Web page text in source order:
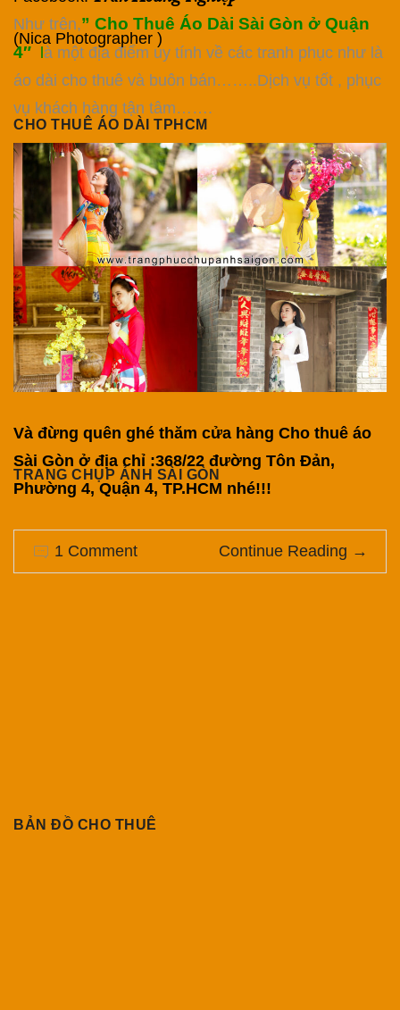
Như trên,” Cho Thuê Áo Dài Sài Gòn ở Quận
4″ là một địa điểm uy tính về các tranh phục như là
áo dài cho thuê và buôn bán……..Dịch vụ tốt , phục
vụ khách hàng tận tâm…….
Và đừng quên ghé thăm cửa hàng Cho thuê áo
Sài Gòn ở địa chỉ :368/22 đường Tôn Đản,
Phường 4, Quận 4, TP.HCM nhé!!!
1 Comment Continue Reading →
(Nica Photographer )
CHO THUÊ ÁO DÀI TPHCM
TRANG CHỤP ẢNH SÀI GÒN
BẢN ĐỒ CHO THUÊ